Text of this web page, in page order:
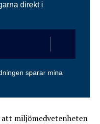
direkt i
sparar mina
miljömedvetenheten